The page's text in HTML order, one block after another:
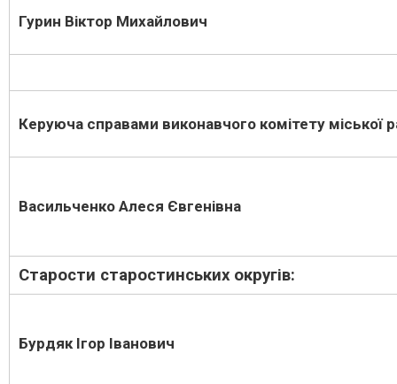
Гурин Віктор Михайлович
Керуюча справами виконавчого комітету міської
Васильченко Алеся Євгенівна
Старости старостинських округів:
Бурдяк Ігор Іванович